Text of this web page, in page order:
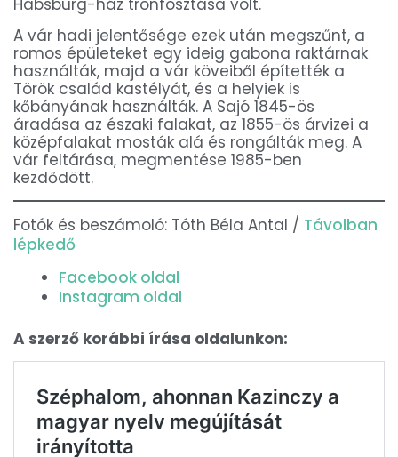
Habsburg-ház trónfosztása volt.
A vár hadi jelentősége ezek után megszűnt, a
romos épületeket egy ideig gabona raktárnak
használták, majd a vár köveiből építették a
Török család kastélyát, és a helyiek is
kőbányának használták. A Sajó 1845-ös
áradása az északi falakat, az 1855-ös árvizei a
középfalakat mosták alá és rongálták meg. A
vár feltárása, megmentése 1985-ben
kezdődött.
Fotók és beszámoló: Tóth Béla Antal / Távolban
lépkedő
Facebook oldal
Instagram oldal
A szerző korábbi írása oldalunkon: